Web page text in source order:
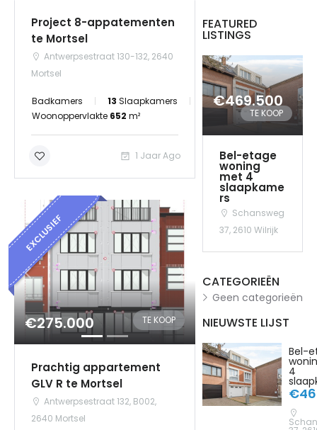
Project 8-appatementen
te Mortsel
Antwerpsestraat 130-132, 2640
Mortsel
Badkamers 13 Slaapkamers
Woonoppervlakte 652 m²
1 Jaar Ago
EXCLUSIEF
€275.000 TE KOOP
Prachtig appartement
GLV R te Mortsel
Antwerpsestraat 132, B002,
2640 Mortsel
FEATURED
LISTINGS
€469.500
TE KOOP
Bel-etage
woning
met 4
slaapkame
rs
Schansweg
37, 2610 Wilrijk
CATEGORIEËN
Geen categorieën
NIEUWSTE LIJST
Bel-
4